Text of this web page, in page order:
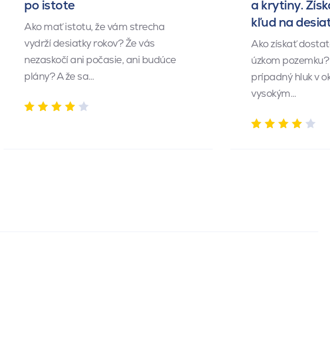
po istote
Ako mať istotu, že vám strecha
vydrží desiatky rokov? Že vás
nezaskočí ani počasie, ani budúce
plány? A že sa…
a krytiny.
kľud na
Ako získať
úzkom
prípadný hluk v
vysokým…